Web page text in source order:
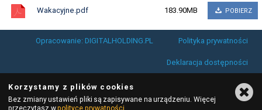
Wakacyjne.pdf 183.90MB POBIERZ
Opracowanie: DIGITALHOLDING.PL Polityka prywatności
Deklaracja dostępności
Korzystamy z plików cookies
Bez zmiany ustawień pliki są zapisywane na urządzeniu. Więcej
przeczytasz wpolityce prywatności